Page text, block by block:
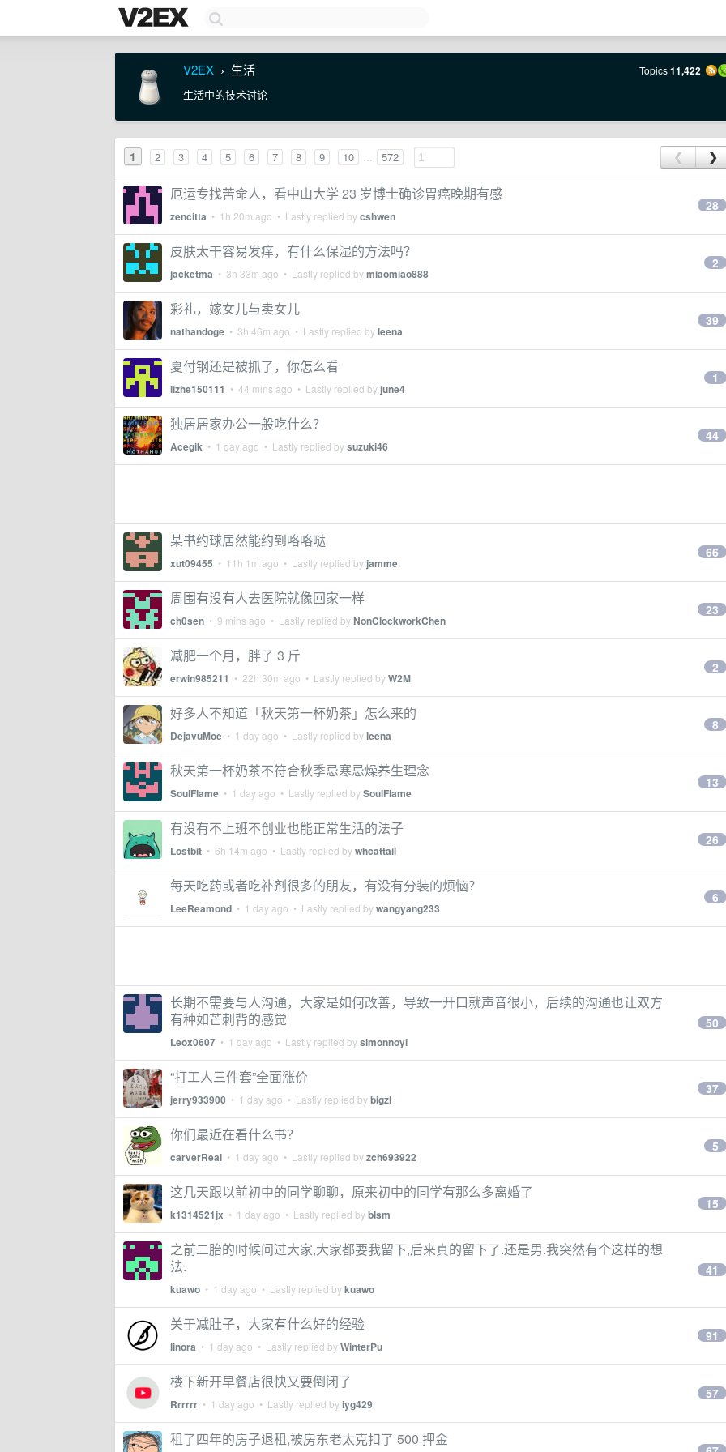
V2EX › 生活 Topics11,422
生活中的技术讨论
1 2 3 4 5 6 7 8 9 10 ... 572 ❮ ❯
厄运专找苦命人，看中山大学 23 岁博士确诊胃癌晚期有感
zencitta • 1h 20m ago • Lastly replied bycshwen
28
皮肤太干容易发痒，有什么保湿的方法吗？
jacketma • 3h 33m ago • Lastly replied bymiaomiao888
2
彩礼，嫁女儿与卖女儿
nathandoge • 3h 46m ago • Lastly replied byleena
39
夏付钢还是被抓了，你怎么看
lizhe150111 • 44 mins ago • Lastly replied by june4
1
独居居家办公一般吃什么？
Acegik • 1 day ago • Lastly replied bysuzuki46
44
某书约球居然能约到咯咯哒
xut09455 • 11h 1m ago • Lastly replied by jamme
66
周围有没有人去医院就像回家一样
ch0sen • 9 mins ago • Lastly replied byNonClockworkChen
23
减肥一个月，胖了 3 斤
erwin985211 • 22h 30m ago • Lastly replied byW2M
2
好多人不知道「秋天第一杯奶茶」怎么来的
DejavuMoe • 1 day ago • Lastly replied byleena
8
秋天第一杯奶茶不符合秋季忌寒忌燥养生理念
SoulFlame • 1 day ago • Lastly replied bySoulFlame
13
有没有不上班不创业也能正常生活的法子
Lostbit • 6h 14m ago • Lastly replied bywhcattail
26
每天吃药或者吃补剂很多的朋友，有没有分装的烦恼？
LeeReamond • 1 day ago • Lastly replied bywangyang233
6
长期不需要与人沟通，大家是如何改善，导致一开口就声音很小，后续的沟通也让双方
有种如芒刺背的感觉
Leox0607 • 1 day ago • Lastly replied bysimonnoyi
50
“打工人三件套”全面涨价
jerry933900 • 1 day ago • Lastly replied bybigzl
37
你们最近在看什么书？
carverReal • 1 day ago • Lastly replied byzch693922
5
这几天跟以前初中的同学聊聊，原来初中的同学有那么多离婚了
k1314521jx • 1 day ago • Lastly replied byblsm
15
之前二胎的时候问过大家,大家都要我留下,后来真的留下了.还是男.我突然有个这样的想
法.
kuawo • 1 day ago • Lastly replied bykuawo
41
关于减肚子，大家有什么好的经验
linora • 1 day ago • Lastly replied byWinterPu
91
楼下新开早餐店很快又要倒闭了
Rrrrrr • 1 day ago • Lastly replied byiyg429
57
租了四年的房子退租,被房东老太克扣了 500 押金